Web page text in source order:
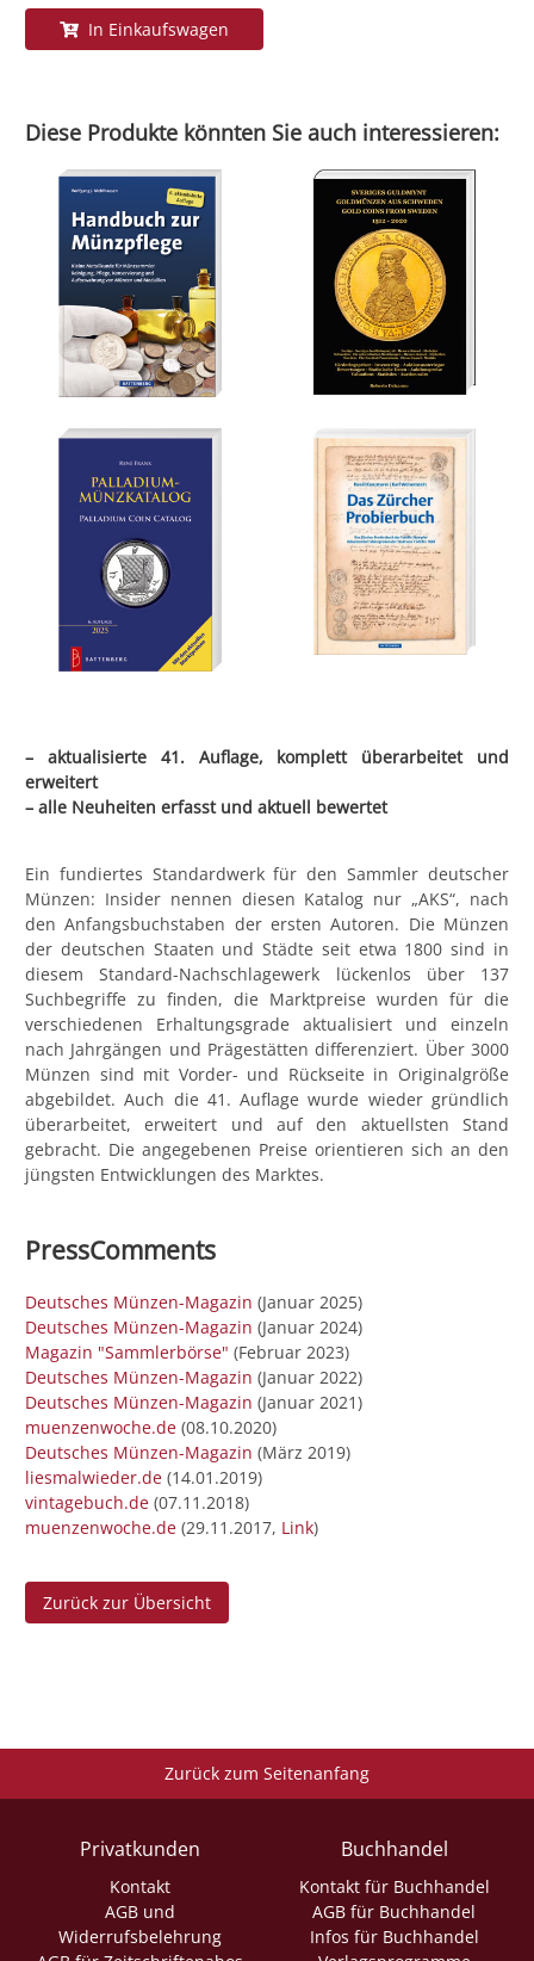
In Einkaufswagen
Diese Produkte könnten Sie auch interessieren:
– aktualisierte 41. Auflage, komplett überarbeitet und
erweitert
– alle Neuheiten erfasst und aktuell bewertet
Ein fundiertes Standardwerk für den Sammler deutscher
Münzen: Insider nennen diesen Katalog nur „AKS“, nach
den Anfangsbuchstaben der ersten Autoren. Die Münzen
der deutschen Staaten und Städte seit etwa 1800 sind in
diesem Standard-Nachschlagewerk lückenlos über 137
Suchbegriffe zu finden, die Marktpreise wurden für die
verschiedenen Erhaltungsgrade aktualisiert und einzeln
nach Jahrgängen und Prägestätten differenziert. Über 3000
Münzen sind mit Vorder- und Rückseite in Originalgröße
abgebildet. Auch die 41. Auflage wurde wieder gründlich
überarbeitet, erweitert und auf den aktuellsten Stand
gebracht. Die angegebenen Preise orientieren sich an den
jüngsten Entwicklungen des Marktes.
PressComments
Deutsches Münzen-Magazin (Januar 2025)
Deutsches Münzen-Magazin (Januar 2024)
Magazin "Sammlerbörse" (Februar 2023)
Deutsches Münzen-Magazin (Januar 2022)
Deutsches Münzen-Magazin (Januar 2021)
muenzenwoche.de (08.10.2020)
Deutsches Münzen-Magazin (März 2019)
liesmalwieder.de (14.01.2019)
vintagebuch.de (07.11.2018)
muenzenwoche.de (29.11.2017, Link)
Zurück zur Übersicht
Zurück zum Seitenanfang
Privatkunden
Kontakt
AGB und
Widerrufsbelehrung
Buchhandel
Kontakt für Buchhandel
AGB für Buchhandel
Infos für Buchhandel